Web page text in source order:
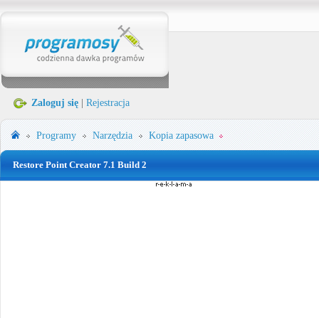
Zaloguj się Rejestracja
Programy Narzędzia Kopia zapasowa
Restore Point Creator 7.1 Build 2